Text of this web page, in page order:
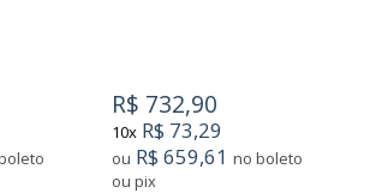
R$ 732,90
10x R$ 73,29
ou R$ 659,61 no boleto
ou pix